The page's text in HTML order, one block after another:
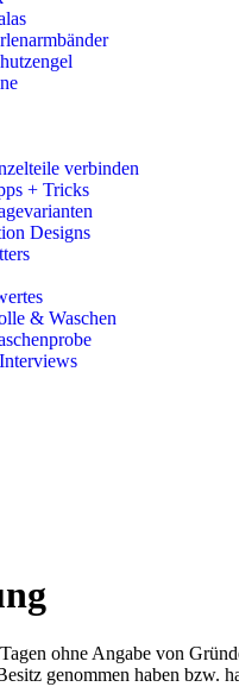
verbinden
+ Tricks
Designs
& Waschen
ohne Angabe von
genommen haben bzw.